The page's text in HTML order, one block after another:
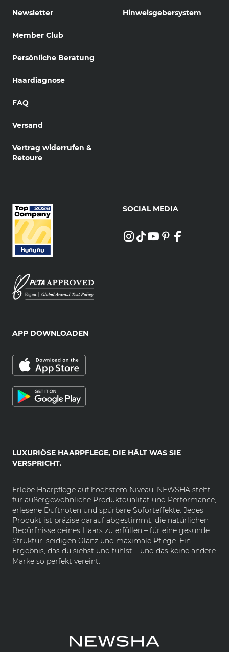
Newsletter
Member Club
Persönliche Beratung
Haardiagnose
FAQ
Versand
Vertrag widerrufen &
Retoure
Hinweisgebersystem
LUXURIÖSE HAARPFLEGE, DIE HÄLT WAS SIE
VERSPRICHT.
Erlebe Haarpflege auf höchstem Niveau: NEWSHA steht
für außergewöhnliche Produktqualität und Performance,
erlesene Duftnoten und spürbare Soforteffekte. Jedes
Produkt ist präzise darauf abgestimmt, die natürlichen
Bedürfnisse deines Haars zu erfüllen – für eine gesunde
Struktur, seidigen Glanz und maximale Pflege. Ein
Ergebnis, das du siehst und fühlst – und das keine andere
Marke so perfekt vereint.
SOCIAL MEDIA
APP DOWNLOADEN